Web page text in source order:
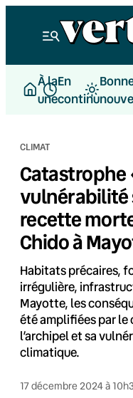
À la
une
En
continu
CLIMAT
Catastrophe
vulnérabilité
recette
Chido à
Habitats précaires,
irrégulière,
Mayotte, les
été amplifiées par
l’archipel et sa
climatique.
17 décembre 2024 à